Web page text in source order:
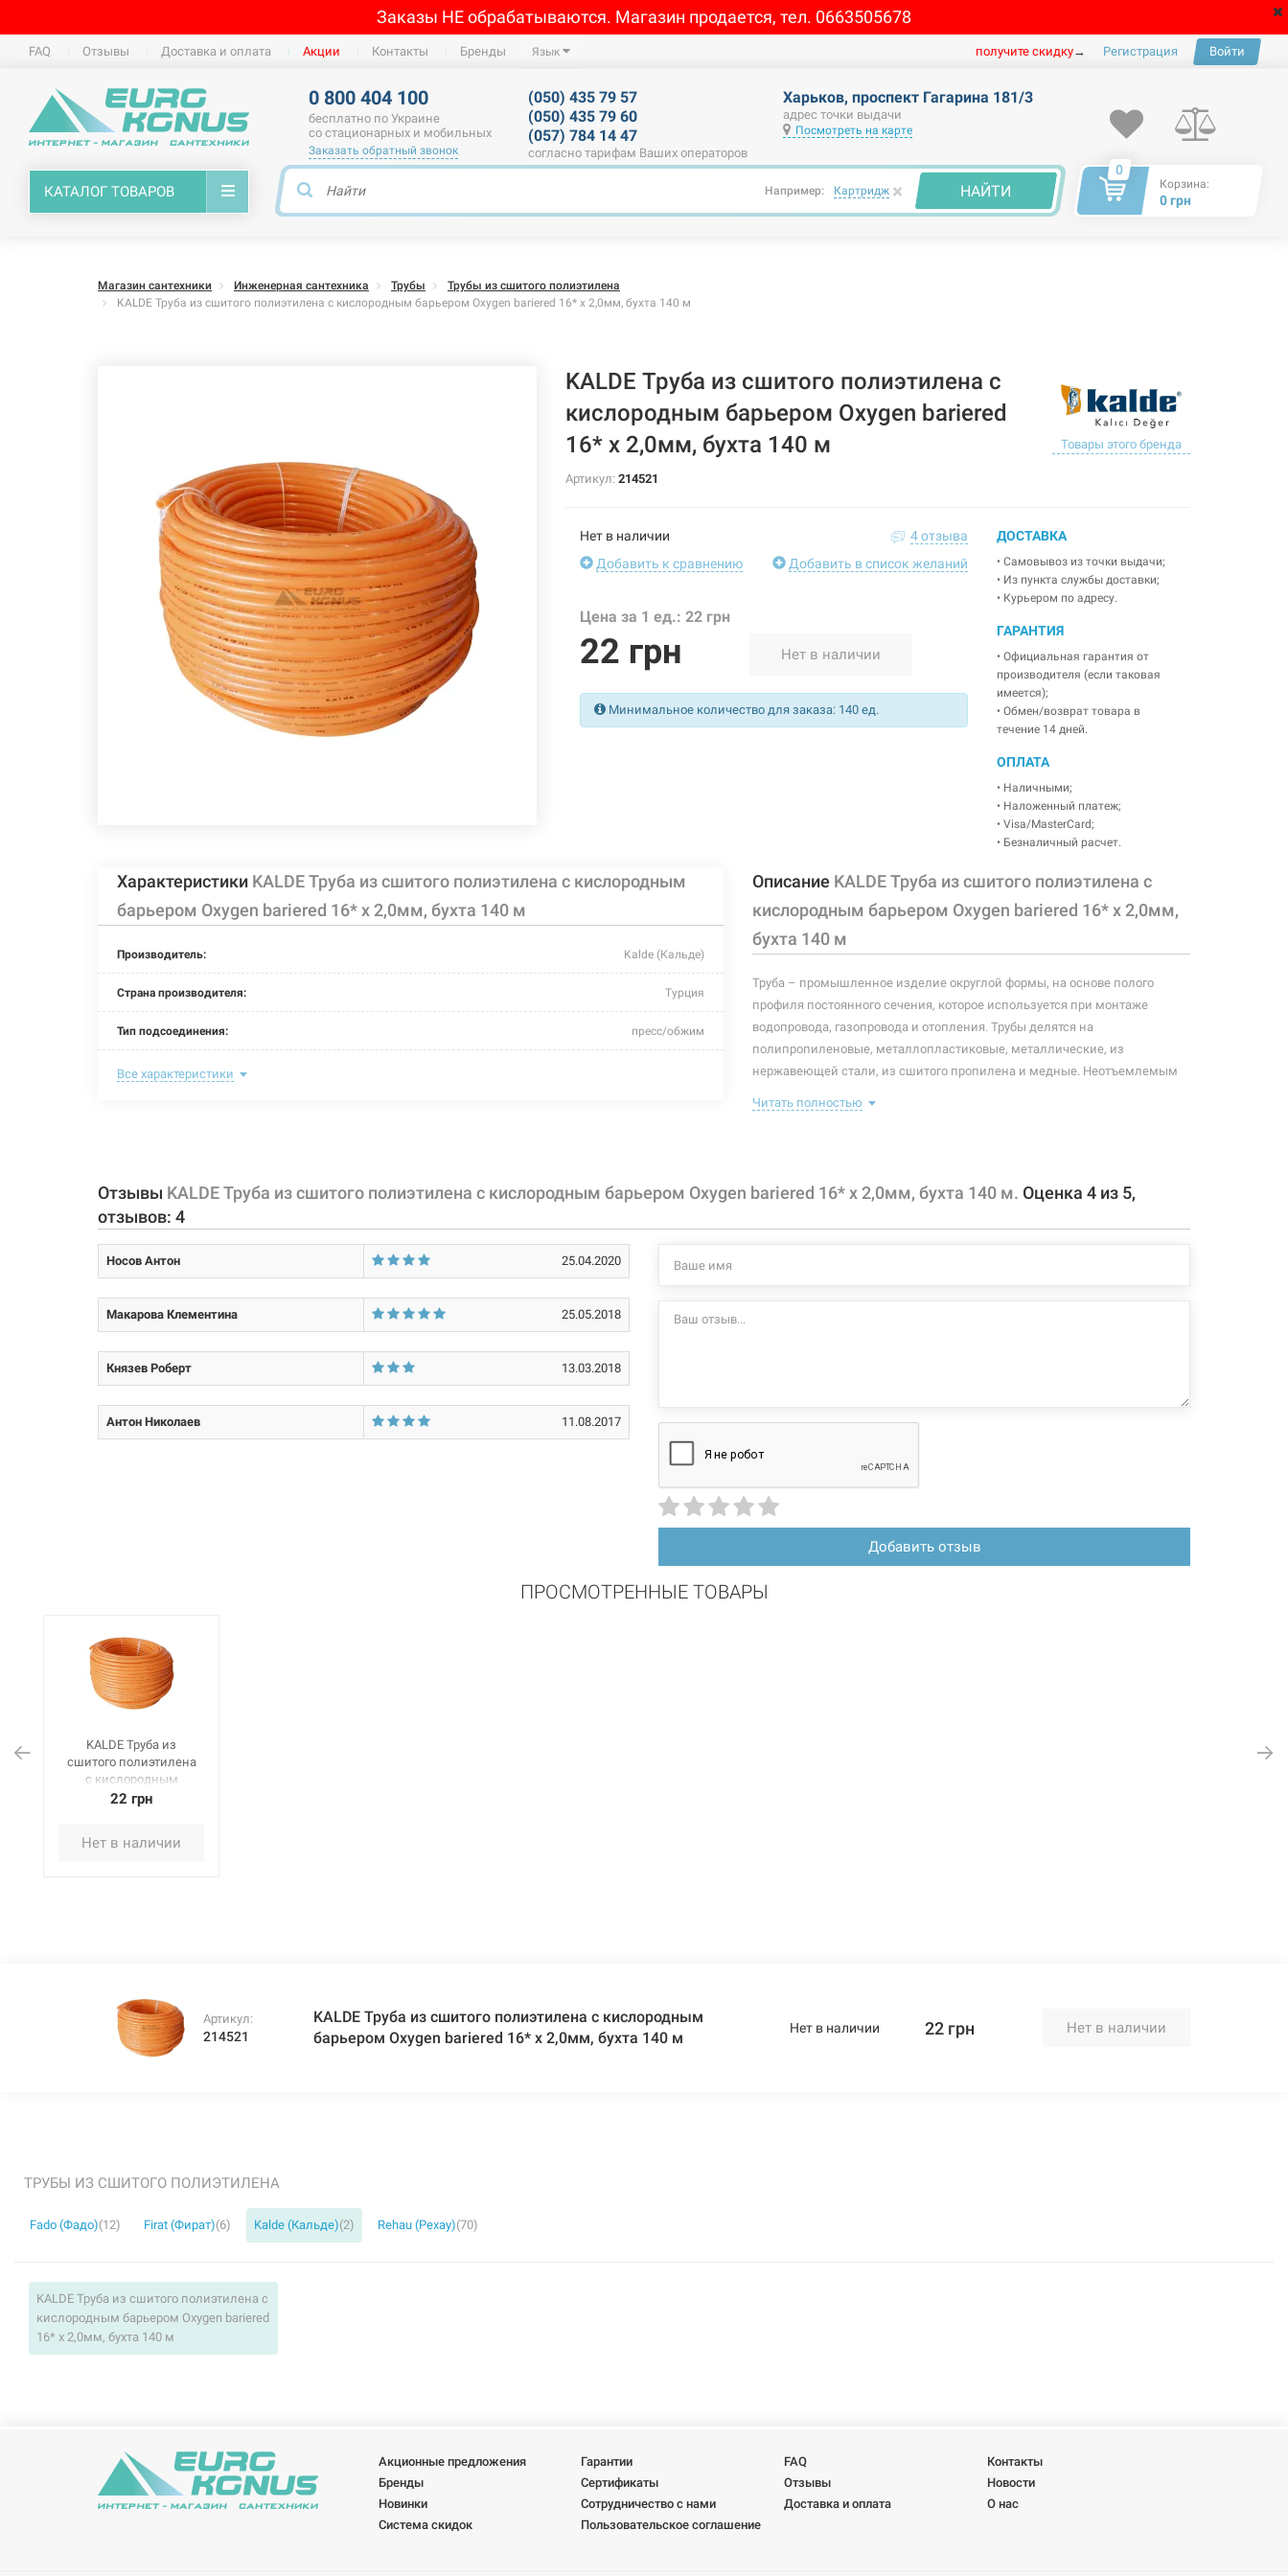
Заказы НЕ обрабатываются. Магазин продается, тел. 0663505678
FAQ Отзывы Доставка и оплата Акции Контакты Бренды Язык получите скидку→ Регистрация Войти
0 800 404 100
бесплатно по Украине
со стационарных и мобильных
Заказать обратный звонок
(050) 435 79 57
(050) 435 79 60
(057) 784 14 47
согласно тарифам Ваших операторов
Харьков, проспект Гагарина 181/3
адрес точки выдачи
Посмотреть на карте
КАТАЛОГ ТОВАРОВ Например: Картридж × НАЙТИ
0
Корзина:
0 грн
Магазин сантехники Инженерная сантехника Трубы
Трубы из сшитого полиэтилена
KALDE Труба из сшитого полиэтилена c кислородным барьером Oxygen bariered 16* x 2,0мм, бухта 140 м
KALDE Труба из сшитого полиэтилена c
кислородным барьером Oxygen bariered
16* x 2,0мм, бухта 140 м
Товары этого бренда
Артикул: 214521
Нет в наличии
4 отзыва
Добавить к сравнению
Добавить в список желаний
Цена за 1 ед.: 22 грн
22 грн Нет в наличии
Минимальное количество для заказа: 140 ед.
ДОСТАВКА
• Самовывоз из точки выдачи;
• Из пункта службы доставки;
• Курьером по адресу.
ГАРАНТИЯ
• Официальная гарантия от
производителя (если таковая
имеется);
• Обмен/возврат товара в
течение 14 дней.
ОПЛАТА
• Наличными;
• Наложенный платеж;
• Visa/MasterCard;
• Безналичный расчет.
Характеристики KALDE Труба из сшитого полиэтилена c кислородным
барьером Oxygen bariered 16* x 2,0мм, бухта 140 м
Производитель: Kalde (Кальде)
Страна производителя: Турция
Тип подсоединения: пресс/обжим
Номинальное давление:
Рабочая среда: жидкая неагрессивная
Толщина стенки:
Материал трубы: pe-xb
Размер трубы:
Все характеристики
Описание KALDE Труба из сшитого полиэтилена c
кислородным барьером Oxygen bariered 16* x 2,0мм,
бухта 140 м
Труба – промышленное изделие округлой формы, на основе полого
профиля постоянного сечения, которое используется при монтаже
водопровода, газопровода и отопления. Трубы делятся на
полипропиленовые, металлопластиковые, металлические, из
нержавеющей стали, из сшитого пропилена и медные. Неотъемлемым
Поэтому, при выборе трубы, главным вопросом должно быть качество
используют исключительно металлические трубы. Данная труба
применяется в водяных системах "теплый пол" и "теплые стены".
Читать полностью
Отзывы KALDE Труба из сшитого полиэтилена c кислородным барьером Oxygen bariered 16* x 2,0мм, бухта 140 м. Оценка 4 из 5,
отзывов: 4
Носов Антон 25.04.2020
Макарова Клементина 25.05.2018
Князев Роберт 13.03.2018
Антон Николаев 11.08.2017
Добавить отзыв
ПРОСМОТРЕННЫЕ ТОВАРЫ
KALDE Труба из
сшитого полиэтилена
c кислородным
барьером Oxygen
22 грн
Нет в наличии
Артикул:
214521
KALDE Труба из сшитого полиэтилена c кислородным
барьером Oxygen bariered 16* x 2,0мм, бухта 140 м
Нет в наличии 22 грн Нет в наличии
ТРУБЫ ИЗ СШИТОГО ПОЛИЭТИЛЕНА
Fado (Фадо)(12) Firat (Фират)(6) Kalde (Кальде)(2) Rehau (Рехау)(70)
KALDE Труба из сшитого полиэтилена c
кислородным барьером Oxygen bariered
16* x 2,0мм, бухта 140 м
Акционные предложения Гарантии FAQ
Контакты
Бренды
Сертификаты Отзывы
Новости
Новинки
Сотрудничество с нами Доставка и оплата
О нас
Система скидок
Пользовательское соглашение